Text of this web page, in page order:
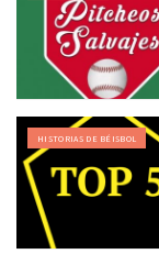
HISTORIAS DE BÉISBOL